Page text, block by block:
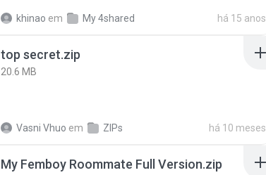
khinao em My 4shared há 15 anos
top secret.zip
20.6 MB
Vasni Vhuo em ZIPs há 10 meses
My Femboy Roommate Full Version.zip